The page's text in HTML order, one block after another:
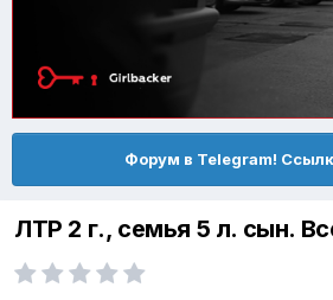
Форум в Telegram!
ЛТР 2 г., семья 5 л. сын.